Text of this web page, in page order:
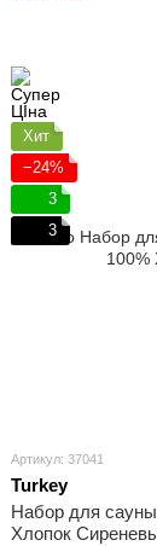
Хит
−24%
3
3
Артикул: 37041
Turkey
Набор для
Хлопок